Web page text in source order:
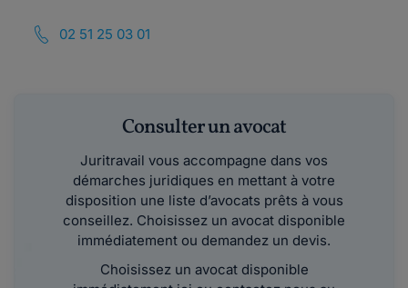
02 51 25 03 01
Consulter un avocat
Juritravail vous accompagne dans vos
démarches juridiques en mettant à votre
disposition une liste d’avocats prêts à vous
conseillez. Choisissez un avocat disponible
immédiatement ou demandez un devis.
Choisissez un avocat disponible